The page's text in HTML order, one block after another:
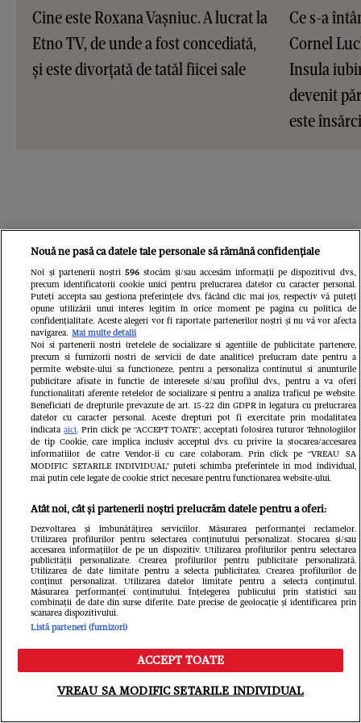
Cine este Roxana Vașniuc. A lucrat la
Etno TV, de unde a fost concediată,
și este divorțată de tatăl fiicei sale
Ce s-a
Cornel
Insula
devenit
este
Citește în continuare
Meniu Caută
Nouă ne pasă ca datele tale personale să rămână confidențiale
Noi și partenerii noștri 596stocăm și/sau accesăm informații pe dispozitivul dvs.,
precum identificatorii cookie unici pentru prelucrarea datelor cu caracter personal.
Puteți accepta sau gestiona preferințele dvs. făcând clic mai jos, respectiv vă puteți
opune utilizării unui interes legitim în orice moment pe pagina cu politica de
confidențialitate. Aceste alegeri vor fi raportate partenerilor noștri și nu vă vor afecta
navigarea. Mai multe detalii
Noi si partenerii nostri (retelele de socializare si agentiile de publicitate partenere,
precum si furnizorii nostri de servicii de date analitice) prelucram date pentru a
permite website-ului sa functioneze, pentru a personaliza continutul si anunturile
publicitare afisate in functie de interesele si/sau profilul dvs., pentru a va oferi
functionalitati aferente retelelor de socializare si pentru a analiza traficul pe website.
Beneficiati de drepturile prevazute de art. 15-22 din GDPR in legatura cu prelucrarea
datelor cu caracter personal. Aceste drepturi pot fi exercitate prin modalitatea
indicataaici. Prin click pe “ACCEPT TOATE”, acceptati folosirea tuturor Tehnologiilor
de tip Cookie, care implica inclusiv acceptul dvs. cu privire la stocarea/accesarea
informatiilor de catre Vendor-ii cu care colaboram. Prin click pe “VREAU SA
MODIFIC SETARILE INDIVIDUAL” puteti schimba preferintele in mod individual,
mai putin cele legate de cookie strict necesare pentru functionarea website-ului.
Atât noi, cât și partenerii noștri prelucrăm datele pentru a oferi:
Dezvoltarea și îmbunătățirea serviciilor. Măsurarea performanței reclamelor.
Utilizarea profilurilor pentru selectarea conținutului personalizat. Stocarea și/sau
accesarea informațiilor de pe un dispozitiv. Utilizarea profilurilor pentru selectarea
publicității personalizate. Crearea profilurilor pentru publicitate personalizată.
Utilizarea de date limitate pentru a selecta publicitatea. Crearea profilurilor de
conținut personalizat. Utilizarea datelor limitate pentru a selecta conținutul.
Măsurarea performanței conținutului. Înțelegerea publicului prin statistici sau
combinații de date din surse diferite. Date precise de geolocație și identificarea prin
scanarea dispozitivului.
Listă parteneri (furnizori)
ACCEPT TOATE
VREAU SA MODIFIC SETARILE INDIVIDUAL